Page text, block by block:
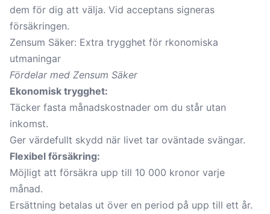
dem för dig att välja. Vid acceptans signeras
försäkringen.
Zensum Säker: Extra trygghet för rkonomiska
utmaningar
Fördelar med Zensum Säker
Ekonomisk trygghet:
Täcker fasta månadskostnader om du står utan
inkomst.
Ger värdefullt skydd när livet tar oväntade svängar.
Flexibel försäkring:
Möjligt att försäkra upp till 10 000 kronor varje
månad.
Ersättning betalas ut över en period på upp till ett år.